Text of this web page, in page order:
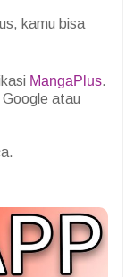
kamu bisa
MangaPlus.
Google atau